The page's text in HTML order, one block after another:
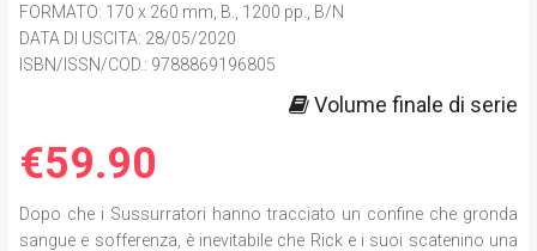
FORMATO: 170 x 260 mm, B., 1200 pp., B/N
DATA DI USCITA: 28/05/2020
ISBN/ISSN/COD.: 9788869196805
Volume finale di serie
€59.90
Dopo che i Sussurratori hanno tracciato un confine che gronda
sangue e sofferenza, è inevitabile che Rick e i suoi scatenino una